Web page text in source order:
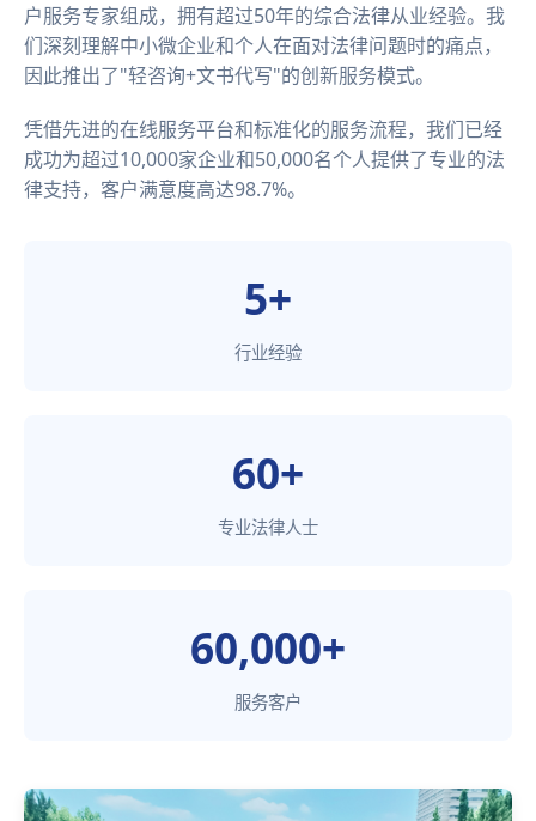
户服务专家组成，拥有超过50年的综合法律从业经验。我
们深刻理解中小微企业和个人在面对法律问题时的痛点，
因此推出了"轻咨询+文书代写"的创新服务模式。
凭借先进的在线服务平台和标准化的服务流程，我们已经
成功为超过10,000家企业和50,000名个人提供了专业的法
律支持，客户满意度高达98.7%。
5+
行业经验
60+
专业法律人士
60,000+
服务客户